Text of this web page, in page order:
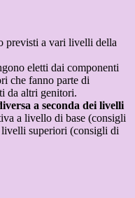
previsti a vari livelli della
eletti dai componenti
che fanno parte di
da altri genitori.
a seconda dei livelli
a livello di base (consigli
livelli superiori (consigli di